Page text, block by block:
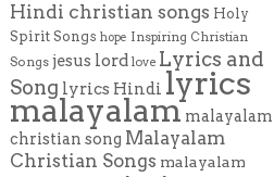
Hindi christian songs Holy
Spirit Songs hope Inspiring Christian
Songs jesus lord love Lyrics and
Song lyrics Hindi lyrics
malayalam malayalam
christian song Malayalam
Christian Songs malayalam